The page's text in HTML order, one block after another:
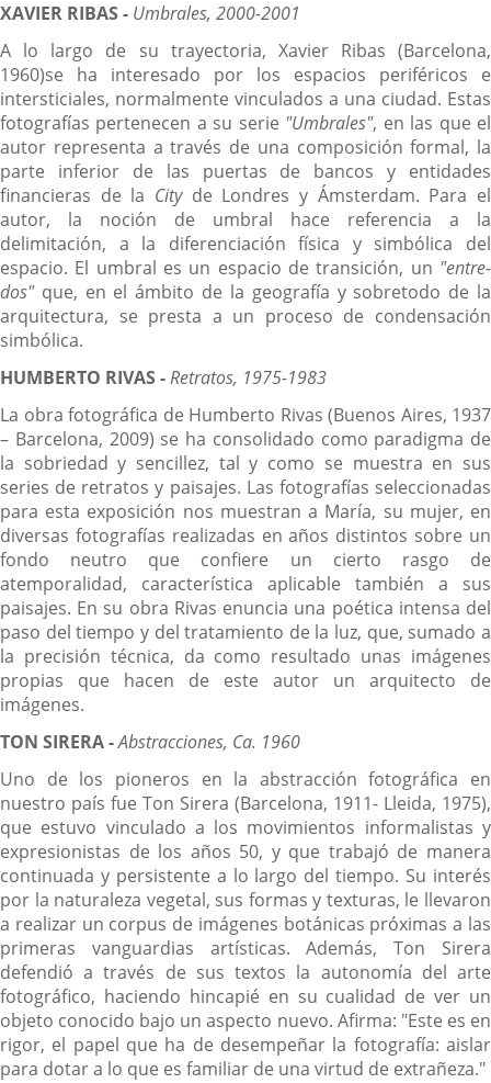
XAVIER RIBAS - Umbrales, 2000-2001
A lo largo de su trayectoria, Xavier Ribas (Barcelona,
1960)se ha interesado por los espacios periféricos e
intersticiales, normalmente vinculados a una ciudad. Estas
fotografías pertenecen a su serie "Umbrales", en las que el
autor representa a través de una composición formal, la
parte inferior de las puertas de bancos y entidades
financieras de la Cityde Londres y Ámsterdam. Para el
autor, la noción de umbral hace referencia a la
delimitación, a la diferenciación física y simbólica del
espacio. El umbral es un espacio de transición, un "entre-
dos"que, en el ámbito de la geografía y sobretodo de la
arquitectura, se presta a un proceso de condensación
simbólica.
HUMBERTO RIVAS -Retratos, 1975-1983
La obra fotográfica de Humberto Rivas (Buenos Aires, 1937
– Barcelona, 2009) se ha consolidado como paradigma de
la sobriedad y sencillez, tal y como se muestra en sus
series de retratos y paisajes. Las fotografías seleccionadas
para esta exposición nos muestran a María, su mujer, en
diversas fotografías realizadas en años distintos sobre un
fondo neutro que confiere un cierto rasgo de
atemporalidad, característica aplicable también a sus
paisajes. En su obra Rivas enuncia una poética intensa del
paso del tiempo y del tratamiento de la luz, que, sumado a
la precisión técnica, da como resultado unas imágenes
propias que hacen de este autor un arquitecto de
imágenes.
TON SIRERA -Abstracciones, Ca. 1960
Uno de los pioneros en la abstracción fotográfica en
nuestro país fue Ton Sirera (Barcelona, 1911- Lleida, 1975),
que estuvo vinculado a los movimientos informalistas y
expresionistas de los años 50, y que trabajó de manera
continuada y persistente a lo largo del tiempo. Su interés
por la naturaleza vegetal, sus formas y texturas, le llevaron
a realizar un corpus de imágenes botánicas próximas a las
primeras vanguardias artísticas. Además, Ton Sirera
defendió a través de sus textos la autonomía del arte
fotográfico, haciendo hincapié en su cualidad de ver un
objeto conocido bajo un aspecto nuevo. Afirma: "Este es en
rigor, el papel que ha de desempeñar la fotografía: aislar
para dotar a lo que es familiar de una virtud de extrañeza."